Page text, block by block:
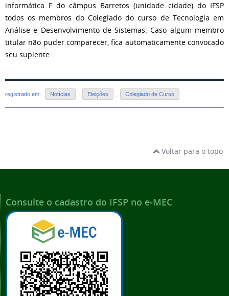
informática F do câmpus Barretos (unidade cidade) do IFSP
todos os membros do Colegiado do curso de Tecnologia em
Análise e Desenvolvimento de Sistemas. Caso algum membro
titular não puder comparecer, fica automaticamente convocado
seu suplente.
registrado em: Notícias Eleições Colegiado de Curso
Voltar para o topo
Consulte o cadastro do IFSP no e-MEC